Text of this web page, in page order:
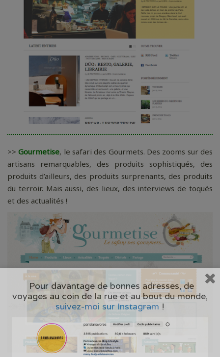
>>Gourmetise, le safari des Gourmets. Des zooms sur des
artisans remarquables, des produits sophistiqués, des
produits d’ailleurs, des produits surprenants, des produits
du terroir. Mais aussi, des lieux, des interviews de toqués
et des actualités !
Pour davantage de bonnes adresses, de
voyages au coin de la rue et au bout du monde,
suivez-moi sur Instagram !